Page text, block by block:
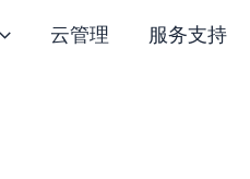
云管理 服务支持